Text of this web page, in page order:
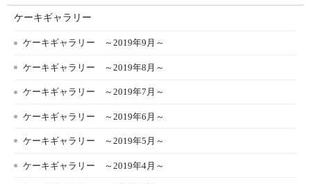
ケーキギャラリー
ケーキギャラリー ～2019年9月～
ケーキギャラリー ～2019年8月～
ケーキギャラリー ～2019年7月～
ケーキギャラリー ～2019年6月～
ケーキギャラリー ～2019年5月～
ケーキギャラリー ～2019年4月～